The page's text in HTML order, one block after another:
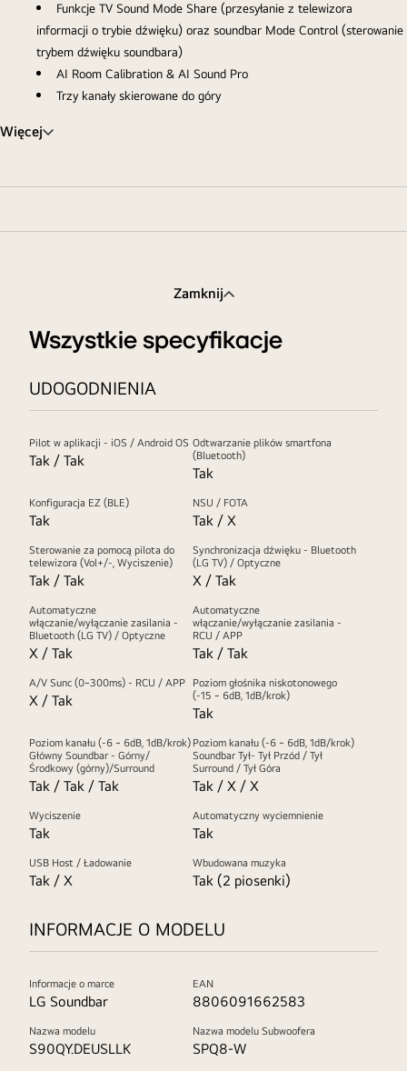
Funkcje TV Sound Mode Share (przesyłanie z telewizora
informacji o trybie dźwięku) oraz soundbar Mode Control (sterowanie
trybem dźwięku soundbara)
AI Room Calibration & AI Sound Pro
Trzy kanały skierowane do góry
Więcej
Zamknij
Wszystkie specyfikacje
UDOGODNIENIA
Pilot w aplikacji - iOS / Android OS
Tak / Tak
Odtwarzanie plików smartfona
(Bluetooth)
Tak
Konfiguracja EZ (BLE)
Tak
NSU / FOTA
Tak / X
Sterowanie za pomocą pilota do
telewizora (Vol+/-, Wyciszenie)
Tak / Tak
Synchronizacja dźwięku - Bluetooth
(LG TV) / Optyczne
X / Tak
Automatyczne
włączanie/wyłączanie zasilania -
Bluetooth (LG TV) / Optyczne
X / Tak
Automatyczne
włączanie/wyłączanie zasilania -
RCU / APP
Tak / Tak
A/V Sunc (0~300ms) - RCU / APP
X / Tak
Poziom głośnika niskotonowego
(-15 ~ 6dB, 1dB/krok)
Tak
Poziom kanału (-6 ~ 6dB, 1dB/krok)
Główny Soundbar - Górny/
Środkowy (górny)/Surround
Tak / Tak / Tak
Poziom kanału (-6 ~ 6dB, 1dB/krok)
Soundbar Tył- Tył Przód / Tył
Surround / Tył Góra
Tak / X / X
Wyciszenie
Tak
Automatyczny wyciemnienie
Tak
USB Host / Ładowanie
Tak / X
Wbudowana muzyka
Tak (2 piosenki)
INFORMACJE O MODELU
Informacje o marce
LG Soundbar
EAN
8806091662583
Nazwa modelu
S90QY.DEUSLLK
Nazwa modelu Subwoofera
SPQ8-W